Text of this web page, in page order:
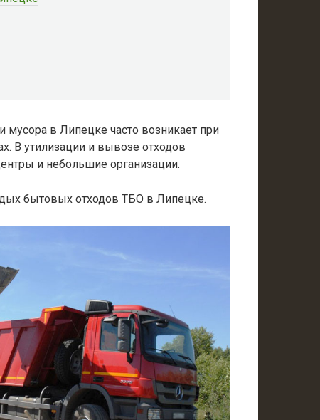
в Липецке часто возникает при
В утилизации и вывозе отходов
и небольшие организации.
бытовых отходов ТБО в Липецке.